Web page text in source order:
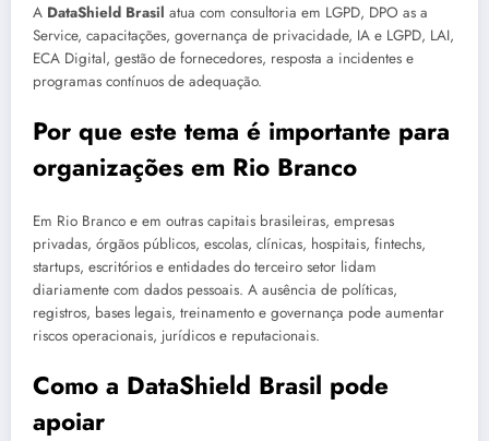
A DataShield Brasil atua com consultoria em LGPD, DPO as a
Service, capacitações, governança de privacidade, IA e LGPD, LAI,
ECA Digital, gestão de fornecedores, resposta a incidentes e
programas contínuos de adequação.
Por que este tema é importante para
organizações em Rio Branco
Em Rio Branco e em outras capitais brasileiras, empresas
privadas, órgãos públicos, escolas, clínicas, hospitais, fintechs,
startups, escritórios e entidades do terceiro setor lidam
diariamente com dados pessoais. A ausência de políticas,
registros, bases legais, treinamento e governança pode aumentar
riscos operacionais, jurídicos e reputacionais.
Como a DataShield Brasil pode
apoiar